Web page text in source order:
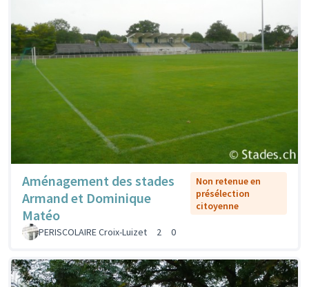
Aménagement des stades
Armand et Dominique
Matéo
Non retenue en
présélection
citoyenne
PERISCOLAIRE Croix-Luizet 2 0